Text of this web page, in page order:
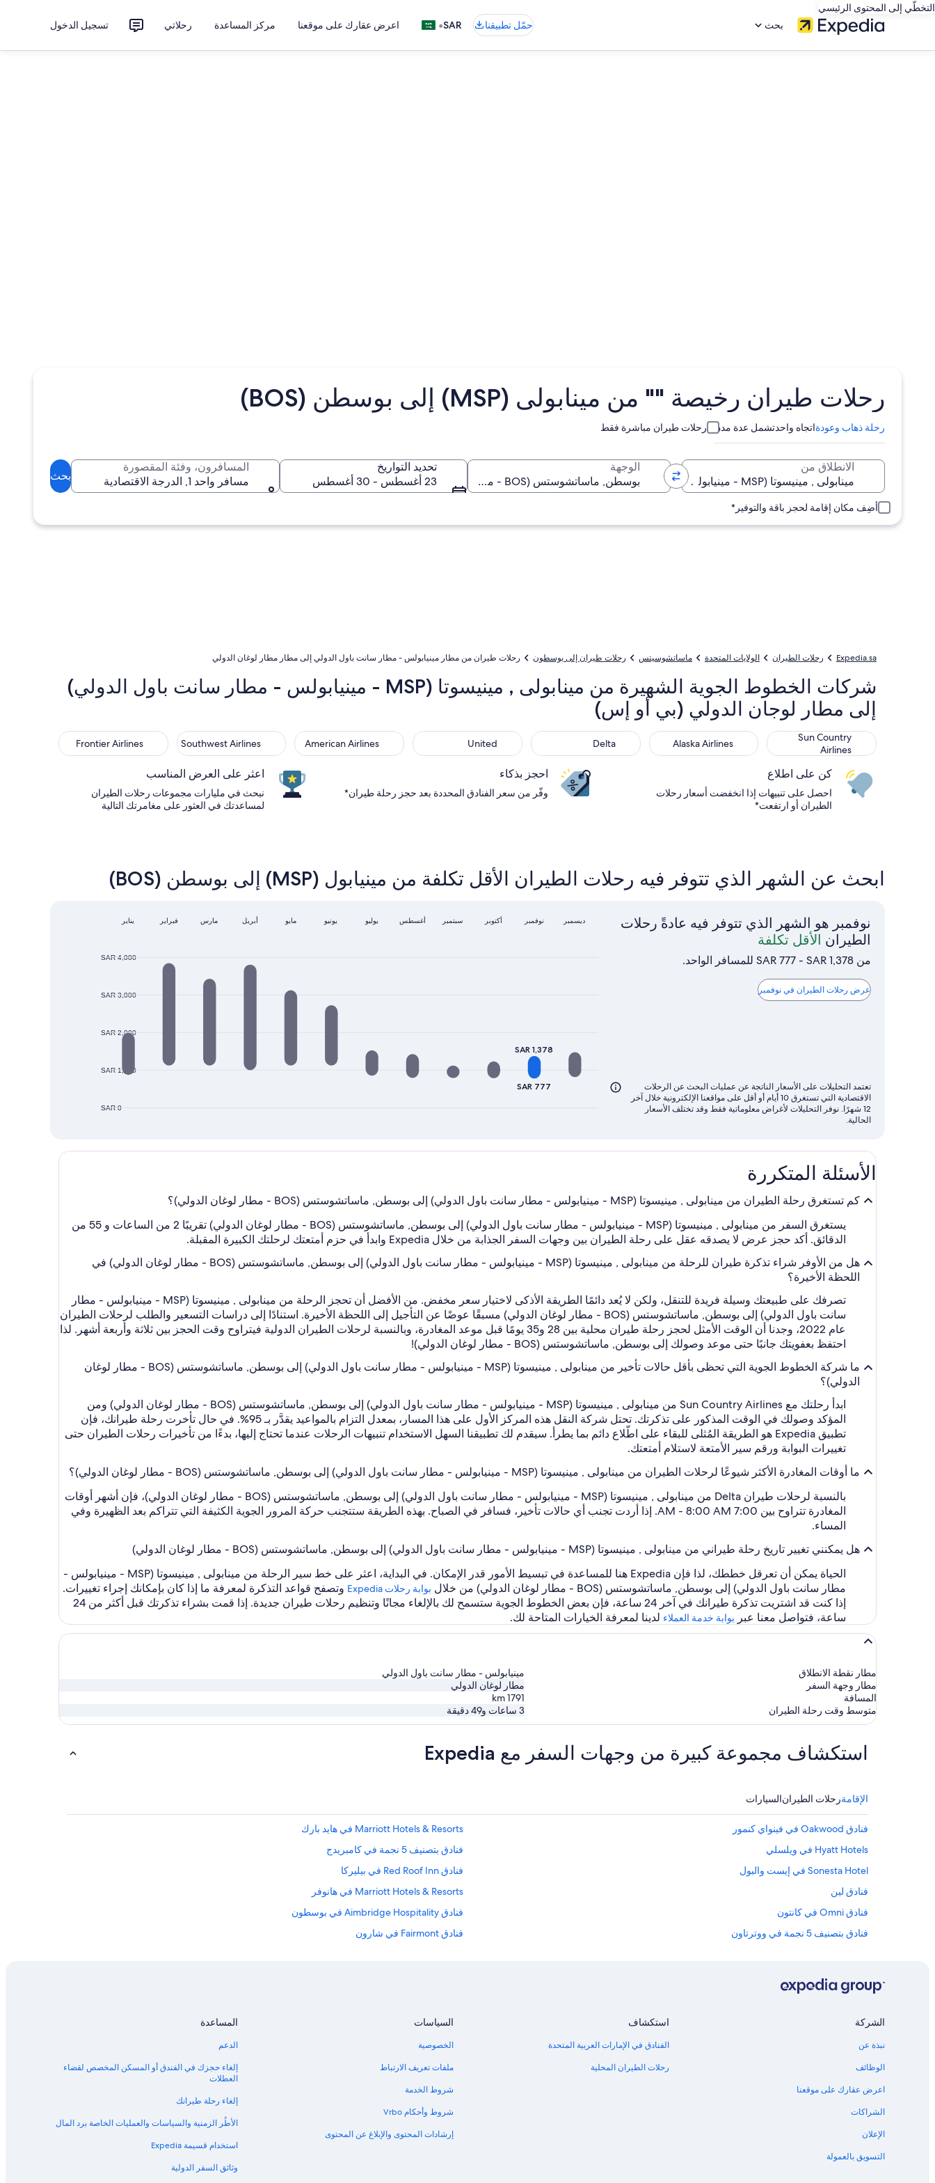
التخطّي إلى المحتوى الرئيسي
بحث
حمّل تطبيقنا SAR
• اعرض عقارك على موقعنا مركز المساعدة رحلاتي تسجيل الدخول
رحلات طيران رخيصة "" من مينابولى (MSP) إلى بوسطن (BOS)
رحلة ذهاب وعودةاتجاه واحدتشمل عدة مدن رحلات طيران مباشرة فقط
الانطلاق من الوجهة
تحديد التواريخ
23 أغسطس - 30 أغسطس
المسافرون، وفئة المقصورة
مسافر واحد 1, الدرجة الاقتصادية
بحث
أضِف مكان إقامة لحجز باقة والتوفير*
Expedia.sa رحلات الطيران الولايات المتحدة ماساتشوسيتس رحلات طيران إلى بوسطون رحلات طيران من مطار مينيابولس - مطار سانت باول الدولي إلى مطار مطار لوغان الدولي
شركات الخطوط الجوية الشهيرة من مينابولى , مينيسوتا (MSP - مينيابولس - مطار سانت باول الدولي)
إلى مطار لوجان الدولي (بي أو إس)
Sun Country
Airlines
Sun Country Airlines
Alaska Airlines
Alaska Airlines
Delta Delta
UnitedUnited
American Airlines
American Airlines
Southwest Airlines
Southwest Airlines
Frontier Airlines
Frontier Airlines
كن على اطلاع
احصل على تنبيهات إذا انخفضت أسعار رحلات
الطيران أو ارتفعت*
احجز بذكاء
وفّر من سعر الفنادق المحددة بعد حجز رحلة طيران*
اعثر على العرض المناسب
نبحث في مليارات مجموعات رحلات الطيران
لمساعدتك في العثور على مغامرتك التالية
ابحث عن الشهر الذي تتوفر فيه رحلات الطيران الأقل تكلفة من مينيابول (MSP) إلى بوسطن (BOS)
نوفمبر هو الشهر الذي تتوفر فيه عادةً رحلات
الطيران الأقل تكلفة
هو
الذي
الأقل
تكلفة
من SAR 777 - SAR 1,378 للمسافر الواحد.
عرض رحلات الطيران في نوفمبر
SAR 0
SAR 1,000
SAR 2,000
SAR 3,000
SAR 4,000
يناير فبراير مارس أبريل مايو يونيو يوليو أغسطس سبتمبر أكتوبر نوفمبر ديسمبر
SAR 777
SAR 1,378
تعتمد التحليلات على الأسعار الناتجة عن عمليات البحث عن الرحلات
الاقتصادية التي تستغرق 10 أيام أو أقل على مواقعنا الإلكترونية خلال آخر
12 شهرًا. نوفر التحليلات لأغراض معلوماتية فقط وقد تختلف الأسعار
الحالية.
الأسئلة المتكررة
كم تستغرق رحلة الطيران من مينابولى , مينيسوتا (MSP - مينيابولس - مطار سانت باول الدولي) إلى بوسطن, ماساتشوستس (BOS - مطار لوغان الدولي)؟
يستغرق السفر من مينابولى , مينيسوتا (MSP - مينيابولس - مطار سانت باول الدولي) إلى بوسطن, ماساتشوستس (BOS - مطار لوغان الدولي) تقريبًا 2 من الساعات و 55 من
الدقائق. أكد حجز عرض لا يصدقه عقل على رحلة الطيران بين وجهات السفر الجذابة من خلال Expedia وابدأ في حزم أمتعتك لرحلتك الكبيرة المقبلة.
هل من الأوفر شراء تذكرة طيران للرحلة من مينابولى , مينيسوتا (MSP - مينيابولس - مطار سانت باول الدولي) إلى بوسطن, ماساتشوستس (BOS - مطار لوغان الدولي) في
اللحظة الأخيرة؟
تصرفك على طبيعتك وسيلة فريدة للتنقل، ولكن لا يُعد دائمًا الطريقة الأذكى لاختيار سعر مخفض. من الأفضل أن تحجز الرحلة من مينابولى , مينيسوتا (MSP - مينيابولس - مطار
سانت باول الدولي) إلى بوسطن, ماساتشوستس (BOS - مطار لوغان الدولي) مسبقًا عوضًا عن التأجيل إلى اللحظة الأخيرة. استنادًا إلى دراسات التسعير والطلب لرحلات الطيران
عام 2022، وجدنا أن الوقت الأمثل لحجز رحلة طيران محلية بين 28 و35 يومًا قبل موعد المغادرة، وبالنسبة لرحلات الطيران الدولية فيتراوح وقت الحجز بين ثلاثة وأربعة أشهر. لذا
احتفظ بعفويتك جانبًا حتى موعد وصولك إلى بوسطن, ماساتشوستس (BOS - مطار لوغان الدولي)!
ما شركة الخطوط الجوية التي تحظى بأقل حالات تأخير من مينابولى , مينيسوتا (MSP - مينيابولس - مطار سانت باول الدولي) إلى بوسطن, ماساتشوستس (BOS - مطار لوغان
الدولي)؟
ابدأ رحلتك مع Sun Country Airlines من مينابولى , مينيسوتا (MSP - مينيابولس - مطار سانت باول الدولي) إلى بوسطن, ماساتشوستس (BOS - مطار لوغان الدولي) ومن
المؤكد وصولك في الوقت المذكور على تذكرتك. تحتل شركة النقل هذه المركز الأول على هذا المسار، بمعدل التزام بالمواعيد يقدَّر بـ 95%. في حال تأخرت رحلة طيرانك، فإن
تطبيق Expedia هو الطريقة المُثلى للبقاء على اطّلاع دائم بما يطرأ. سيقدم لك تطبيقنا السهل الاستخدام تنبيهات الرحلات عندما تحتاج إليها، بدءًا من تأخيرات رحلات الطيران حتى
تغييرات البوابة ورقم سير الأمتعة لاستلام أمتعتك.
ما أوقات المغادرة الأكثر شيوعًا لرحلات الطيران من مينابولى , مينيسوتا (MSP - مينيابولس - مطار سانت باول الدولي) إلى بوسطن, ماساتشوستس (BOS - مطار لوغان الدولي)؟
بالنسبة لرحلات طيران Delta من مينابولى , مينيسوتا (MSP - مينيابولس - مطار سانت باول الدولي) إلى بوسطن, ماساتشوستس (BOS - مطار لوغان الدولي)، فإن أشهر أوقات
المغادرة تتراوح بين 7:00 AM - 8:00 AM. إذا أردت تجنب أي حالات تأخير، فسافر في الصباح. بهذه الطريقة ستتجنب حركة المرور الجوية الكثيفة التي تتراكم بعد الظهيرة وفي
المساء.
هل يمكنني تغيير تاريخ رحلة طيراني من مينابولى , مينيسوتا (MSP - مينيابولس - مطار سانت باول الدولي) إلى بوسطن, ماساتشوستس (BOS - مطار لوغان الدولي)
الحياة يمكن أن تعرقل خططك، لذا فإن Expedia هنا للمساعدة في تبسيط الأمور قدر الإمكان. في البداية، اعثر على خط سير الرحلة من مينابولى , مينيسوتا (MSP - مينيابولس -
مطار سانت باول الدولي) إلى بوسطن, ماساتشوستس (BOS - مطار لوغان الدولي) من خلال
بوابة رحلات Expedia‏
وتصفح قواعد التذكرة لمعرفة ما إذا كان بإمكانك إجراء تغييرات.
إذا كنت قد اشتريت تذكرة طيرانك في آخر 24 ساعة، فإن بعض الخطوط الجوية ستسمح لك بالإلغاء مجانًا وتنظيم رحلات طيران جديدة. إذا قمت بشراء تذكرتك قبل أكثر من 24
ساعة، فتواصل معنا عبر بوابة خدمة العملاء لدينا لمعرفة الخيارات المتاحة لك.
مطار نقطة الانطلاق
مينيابولس - مطار سانت باول الدولي
مطار وجهة السفر
مطار لوغان الدولي
المسافة
1791
km
متوسط وقت رحلة الطيران
3 ساعات و49 دقيقة
استكشاف مجموعة كبيرة من وجهات السفر مع Expedia
الإقامةرحلات الطيرانالسيارات
فنادق Oakwood في فينواي كنمور
Marriott Hotels & Resorts في هايد بارك
Hyatt Hotels في ويلسلي
فنادق بتصنيف 5 نجمة في كامبريدج
Sonesta Hotel في إيست والبول
فنادق Red Roof Inn في بيليركا
فنادق لين
Marriott Hotels & Resorts في هانوفر
فنادق Omni في كانتون
فنادق Aimbridge Hospitality في بوسطون
فنادق بتصنيف 5 نجمة في ووترتاون
فنادق Fairmont في شارون
فنادق قرب MGM Music Hall at Fenway
فنادق La Quinta Inn & Suites في ريفيري
فنادق قرب كلية الدراسات العليا للتصميم بجامعة هارفارد
فنادق Best Western في ألستون
فنادق بتصنيف 5 نجمة في إيست والبول
فنادق Motel 6 في فينواي كنمور
Rosewood Hotels في بوسطون
فنادق قرب محطة واشنطن سكوير
الشركة
نبذة عن
الوظائف
اعرض عقارك على موقعنا
الشراكات
الإعلان
التسويق بالعمولة
استكشاف
الفنادق في الإمارات العربية المتحدة
رحلات الطيران المحلية
السياسات
الخصوصية
ملفات تعريف الارتباط
شروط الخدمة
شروط وأحكام Vrbo
إرشادات المحتوى والإبلاغ عن المحتوى
المساعدة
الدعم
إلغاء حجزك في الفندق أو المسكن المخصص لقضاء
العطلات
إلغاء رحلة طيرانك
الأطُر الزمنية والسياسات والعمليات الخاصة برد المال
استخدام قسيمة Expedia
وثائق السفر الدولية